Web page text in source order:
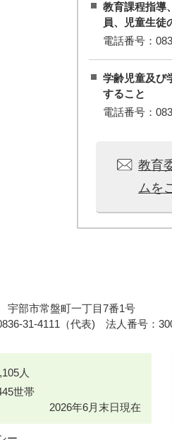
教育課程指導
員、児童生徒
電話番号：
学齢児童及び
すること
電話番号：
教育
ムを
宇部市常盤町一丁目7番1号
31-4111（代表) 法人番号：
人
世帯
2026年6月末日現在